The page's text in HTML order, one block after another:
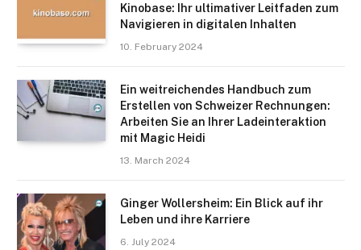
Kinobase: Ihr ultimativer Leitfaden zum
Navigieren in digitalen Inhalten
10. February 2024
Ein weitreichendes Handbuch zum
Erstellen von Schweizer Rechnungen:
Arbeiten Sie an Ihrer Ladeinteraktion
mit Magic Heidi
13. March 2024
Ginger Wollersheim: Ein Blick auf ihr
Leben und ihre Karriere
6. July 2024